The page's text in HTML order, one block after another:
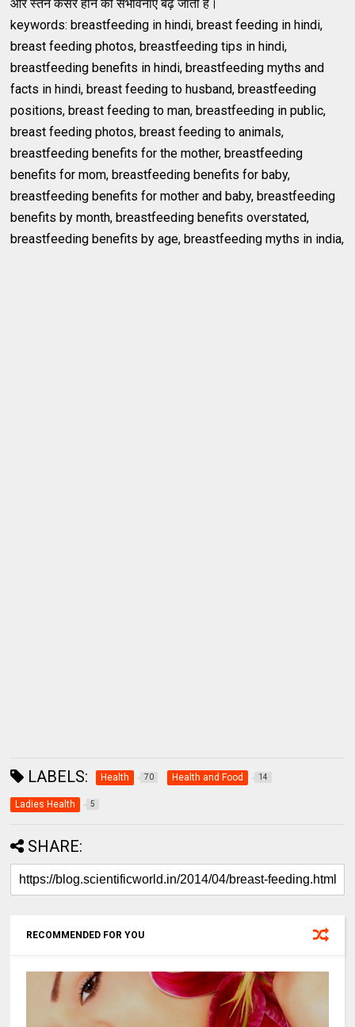
और स्तन कैंसर होने की संभावनाएं बढ़ जाती हैं।
keywords: breastfeeding in hindi, breast feeding in hindi,
breast feeding photos, breastfeeding tips in hindi,
breastfeeding benefits in hindi, breastfeeding myths and
facts in hindi, breast feeding to husband, breastfeeding
positions, breast feeding to man, breastfeeding in public,
breast feeding photos, breast feeding to animals,
breastfeeding benefits for the mother, breastfeeding
benefits for mom, breastfeeding benefits for baby,
breastfeeding benefits for mother and baby, breastfeeding
benefits by month, breastfeeding benefits overstated,
breastfeeding benefits by age, breastfeeding myths in india,
LABELS: Health 70 Health and Food 14
Ladies Health 5
SHARE:
RECOMMENDED FOR YOU